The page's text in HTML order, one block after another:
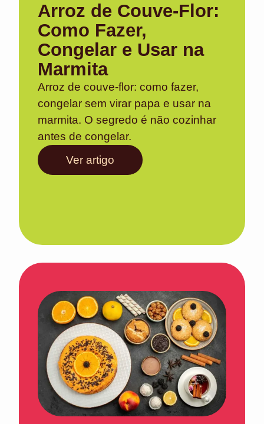
Arroz de Couve-Flor:
Como Fazer,
Congelar e Usar na
Marmita
Arroz de couve-flor: como fazer,
congelar sem virar papa e usar na
marmita. O segredo é não cozinhar
antes de congelar.
Ver artigo